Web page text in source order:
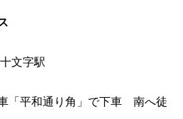
文字駅
「平和通り角」で下車 南へ徒